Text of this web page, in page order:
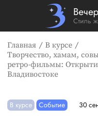
Стиль
Главная
В курсе
Творчество, хамам,
ретро-фильмы:
Владивостоке
В курсе Событие 30